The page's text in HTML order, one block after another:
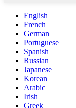
English
French
German
Portuguese
Spanish
Russian
Japanese
Korean
Arabic
Irish
Greek